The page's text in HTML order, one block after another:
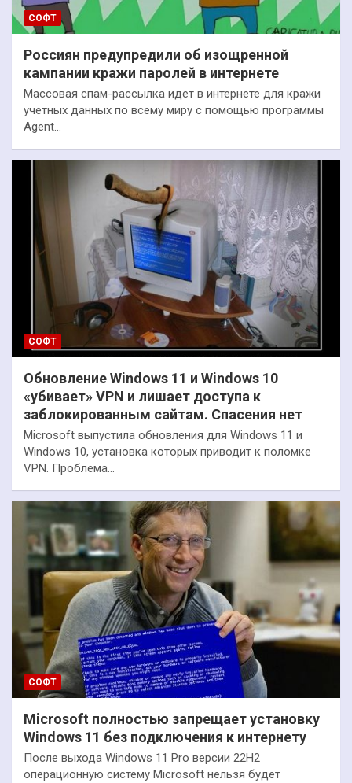
СОФТ
Россиян предупредили об изощренной
кампании кражи паролей в интернете
Массовая спам-рассылка идет в интернете для кражи
учетных данных по всему миру с помощью программы
Agent…
СОФТ
Обновление Windows 11 и Windows 10
«убивает» VPN и лишает доступа к
заблокированным сайтам. Спасения нет
Microsoft выпустила обновления для Windows 11 и
Windows 10, установка которых приводит к поломке
VPN. Проблема…
СОФТ
Microsoft полностью запрещает установку
Windows 11 без подключения к интернету
После выхода Windows 11 Pro версии 22H2
операционную систему Microsoft нельзя будет